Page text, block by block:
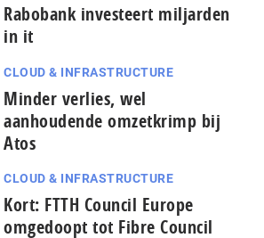
Rabobank investeert miljarden
in it
CLOUD & INFRASTRUCTURE
Minder verlies, wel
aanhoudende omzetkrimp bij
Atos
CLOUD & INFRASTRUCTURE
Kort: FTTH Council Europe
omgedoopt tot Fibre Council